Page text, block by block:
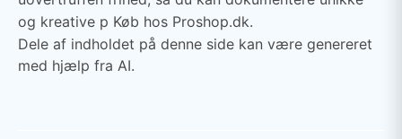
og kreative p Køb hos Proshop.dk.
Dele af indholdet på denne side kan være genereret
med hjælp fra AI.